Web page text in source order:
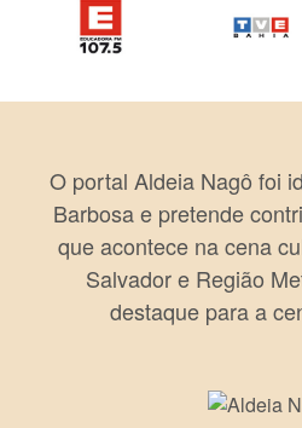
O portal Aldeia Nagô foi
Barbosa e pretende
que acontece na cena
Salvador e Região
destaque para a